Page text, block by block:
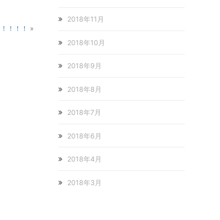
！！！ »
2018年11月
2018年10月
2018年9月
2018年8月
2018年7月
2018年6月
2018年4月
2018年3月